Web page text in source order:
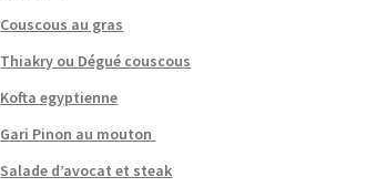
Couscous au gras
Thiakry ou Dégué couscous
Kofta egyptienne
Gari Pinon au mouton
Salade d’avocat et steak